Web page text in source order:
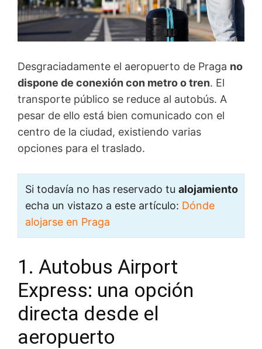
Desgraciadamente el aeropuerto de Praga no
dispone de conexión con metro o tren. El
transporte público se reduce al autobús. A
pesar de ello está bien comunicado con el
centro de la ciudad, existiendo varias
opciones para el traslado.
Si todavía no has reservado tu alojamiento
echa un vistazo a este artículo: Dónde
alojarse en Praga
1. Autobus Airport
Express: una opción
directa desde el
aeropuerto